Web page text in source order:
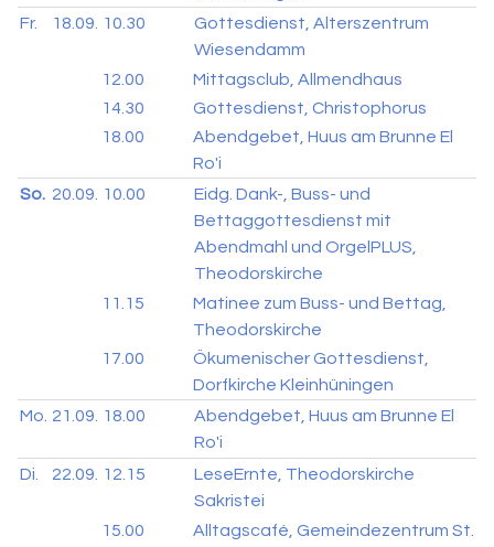
Fr.
18.09. 10.30
Gottesdienst, Alterszentrum
Wiesendamm
12.00
Mittagsclub, Allmendhaus
14.30
Gottesdienst, Christophorus
18.00
Abendgebet, Huus am Brunne El
Ro'i
So. 20.09. 10.00
Eidg. Dank-, Buss- und
Bettaggottesdienst mit
Abendmahl und OrgelPLUS,
Theodorskirche
11.15
Matinee zum Buss- und Bettag,
Theodorskirche
17.00
Ökumenischer Gottesdienst,
Dorfkirche Kleinhüningen
Mo. 21.09. 18.00
Abendgebet, Huus am Brunne El
Ro'i
Di.
22.09. 12.15
LeseErnte, Theodorskirche
Sakristei
15.00
Alltagscafé, Gemeindezentrum St.